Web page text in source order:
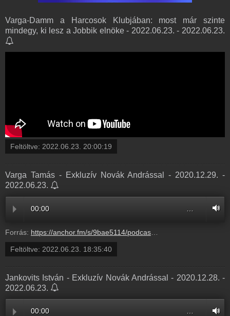
Varga-Damm a Harcosok Klubjában: most már szinte
mindegy, ki lesz a Jobbik elnöke - 2022.06.23. - 2022.06.23.
Feltöltve: 2022.06.23. 20:00:19
Varga Tamás - Exkluzív Novák Andrással - 2020.12.29. -
2022.06.23.
00:00
Forrás: https://anchor.fm/s/9bae5114/podcast/play/53908890/https%3A%2F%2Fd3ctxlq1ktw2nl.cloudfront.net%2Fstaging%2F2022-5-23%2F7b9283ff-5f61-bde5-1a84-4e438e5f5787.mp3
Feltöltve: 2022.06.23. 18:35:40
Jankovits István - Exkluzív Novák Andrással - 2020.12.28. -
2022.06.23.
00:00 …